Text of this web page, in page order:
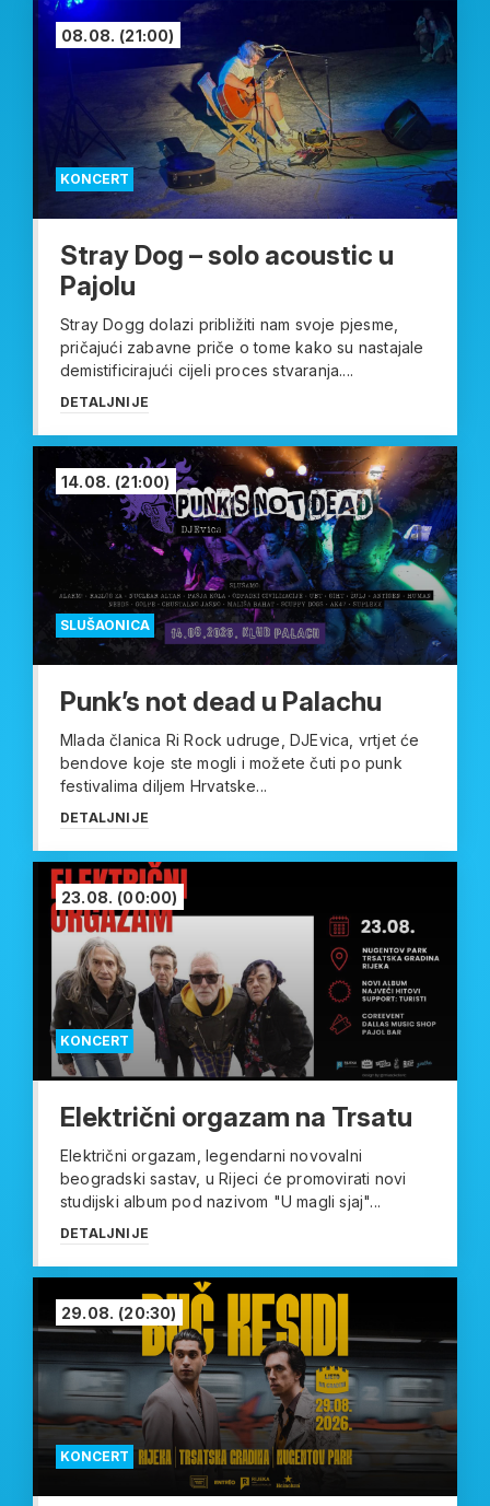
KONCERT
08.08. (21:00)
Stray Dog – solo acoustic u
Pajolu
Stray Dogg dolazi približiti nam svoje pjesme,
pričajući zabavne priče o tome kako su nastajale
demistificirajući cijeli proces stvaranja....
DETALJNIJE
SLUŠAONICA
14.08. (21:00)
Punk’s not dead u Palachu
Mlada članica Ri Rock udruge, DJEvica, vrtjet će
bendove koje ste mogli i možete čuti po punk
festivalima diljem Hrvatske...
DETALJNIJE
KONCERT
23.08. (00:00)
Električni orgazam na Trsatu
Električni orgazam, legendarni novovalni
beogradski sastav, u Rijeci će promovirati novi
studijski album pod nazivom "U magli sjaj"...
DETALJNIJE
KONCERT
29.08. (20:30)